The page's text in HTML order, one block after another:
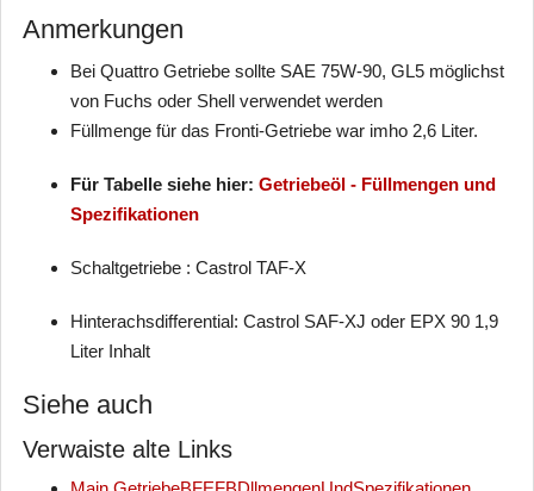
Anmerkungen
Bei Quattro Getriebe sollte SAE 75W-90, GL5 möglichst
von Fuchs oder Shell verwendet werden
Füllmenge für das Fronti-Getriebe war imho 2,6 Liter.
Für Tabelle siehe hier: Getriebeöl - Füllmengen und
Spezifikationen
Schaltgetriebe : Castrol TAF-X
Hinterachsdifferential: Castrol SAF-XJ oder EPX 90 1,9
Liter Inhalt
Siehe auch
Verwaiste alte Links